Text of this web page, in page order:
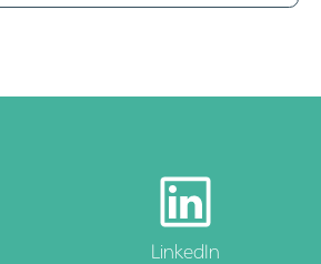
LinkedIn